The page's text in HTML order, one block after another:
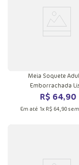
Meia Soquete
Emborrachada
R$ 64,90
Em até 1x R$ 64,90